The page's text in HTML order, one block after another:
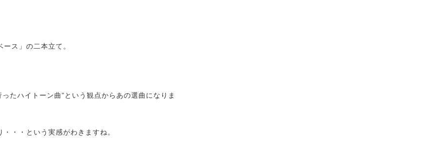
ス」の二本立て。
たハイトーン曲”という観点からあの選曲になりま
・・という実感がわきますね。